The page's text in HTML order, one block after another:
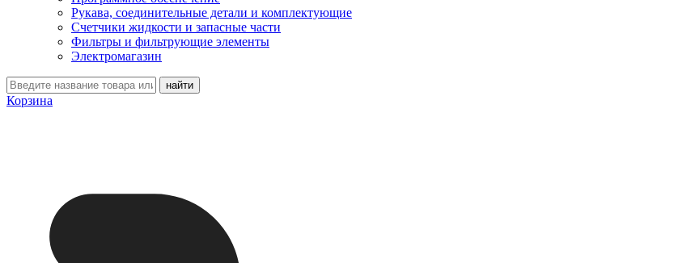
Рукава, соединительные детали и комплектующие
Счетчики жидкости и запасные части
Фильтры и фильтрующие элементы
Электромагазин
Корзина